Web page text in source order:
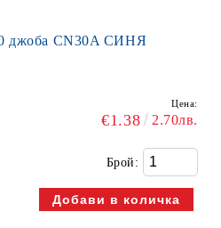
джоба CN30A СИНЯ
Цена:
€1.38 2.70лв.
Брой: